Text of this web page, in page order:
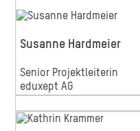
Susanne Hardmeier
Senior Projektleiterin
eduxept AG